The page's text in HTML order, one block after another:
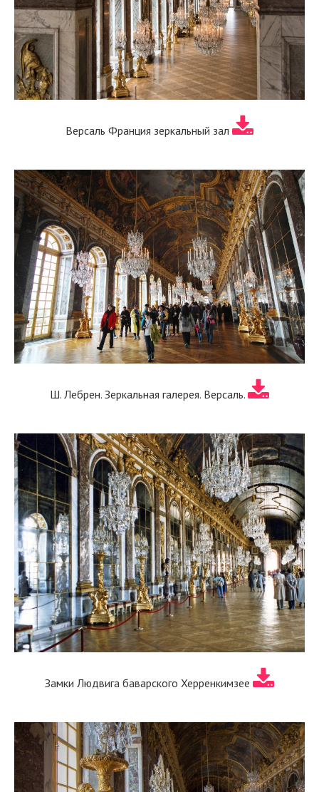
Версаль Франция зеркальный зал
Ш. Лебрен. Зеркальная галерея. Версаль.
Замки Людвига баварского Херренкимзее